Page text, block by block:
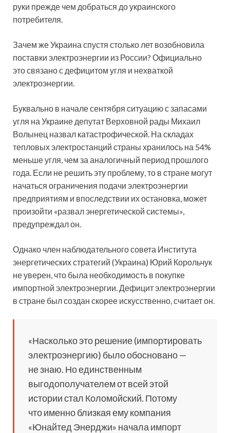
руки прежде чем добраться до украинского
потребителя.
Зачем же Украина спустя столько лет возобновила
поставки электроэнергии из России? Официально
это связано с дефицитом угля и нехваткой
электроэнергии.
Буквально в начале сентября ситуацию с запасами
угля на Украине депутат Верховной рады Михаил
Волынец назвал катастрофической. На складах
тепловых электростанций страны хранилось на 54%
меньше угля, чем за аналогичный период прошлого
года. Если не решить эту проблему, то в стране могут
начаться ограничения подачи электроэнергии
предприятиям и впоследствии их остановка, может
произойти «развал энергетической системы»,
предупреждал он.
Однако член наблюдательного совета Института
энергетических стратегий (Украина) Юрий Корольчук
не уверен, что была необходимость в покупке
импортной электроэнергии. Дефицит электроэнергии
в стране был создан скорее искусственно, считает он.
«Насколько это решение (импортировать
электроэнергию) было обосновано —
не знаю. Но единственным
выгодополучателем от всей этой
истории стал Коломойский. Потому
что именно близкая ему компания
«Юнайтед Энерджи» начала импорт